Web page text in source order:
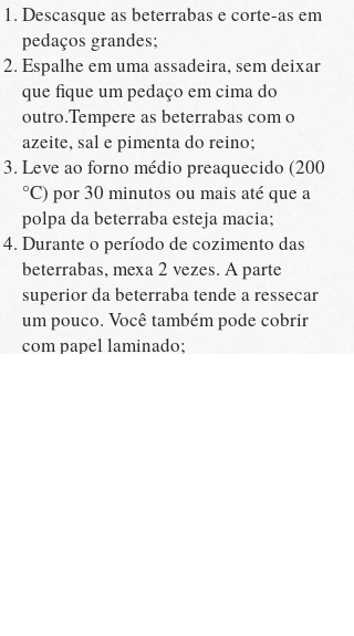
Descasque as beterrabas e corte-as em
pedaços grandes;
Espalhe em uma assadeira, sem deixar
que fique um pedaço em cima do
outro.Tempere as beterrabas com o
azeite, sal e pimenta do reino;
Leve ao forno médio preaquecido (200
°C) por 30 minutos ou mais até que a
polpa da beterraba esteja macia;
Durante o período de cozimento das
beterrabas, mexa 2 vezes. A parte
superior da beterraba tende a ressecar
um pouco. Você também pode cobrir
com papel laminado;